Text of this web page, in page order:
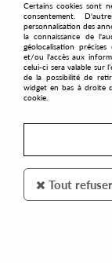
PRESALES
Certains cookies sont
consentement.
personnalisation des
la connaissance de
géolocalisation
et/ou l'accès aux
celui-ci sera valable sur
de la possibilité de
widget en bas à droite
cookie.
Tout refuser